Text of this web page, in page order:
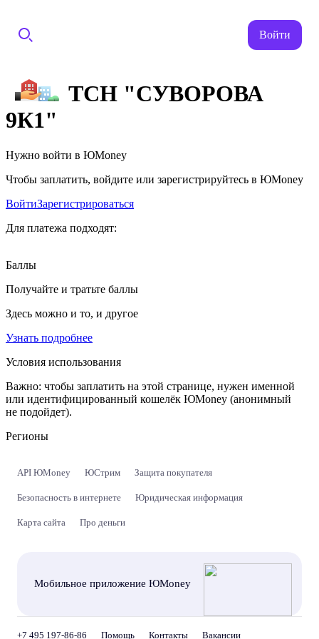
Войти
ТСН "СУВОРОВА
9К1"
Нужно войти в ЮMoney
Чтобы заплатить, войдите или зарегистрируйтесь в ЮMoney
ВойтиЗарегистрироваться
Для платежа подходят:
Баллы
Получайте и тратьте баллы
Здесь можно и то, и другое
Узнать подробнее
Условия использования
Важно: чтобы заплатить на этой странице, нужен именной
или идентифицированный кошелёк ЮMoney (анонимный
не подойдет).
Регионы
API ЮMoney ЮСтрим Защита покупателя
Безопасность в интернете Юридическая информация
Карта сайта Про деньги
Мобильное приложение ЮMoney
+7 495 197-86-86 Помощь Контакты Вакансии